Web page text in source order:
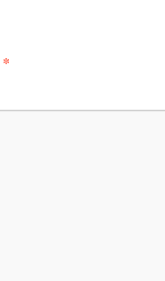
*